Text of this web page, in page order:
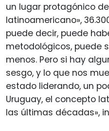
un lugar protagónico
latinoamericano»,
puede decir, puede
metodológicos, puede
menos. Pero si hay
sesgo, y lo que nos
estado liderando, un
Uruguay, el concepto
las últimas décadas»,